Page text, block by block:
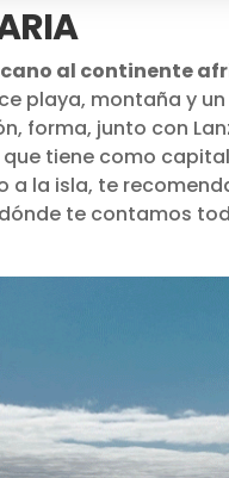
al continente
playa, montaña y
forma, junto con
que tiene como
a la isla, te
te contamos